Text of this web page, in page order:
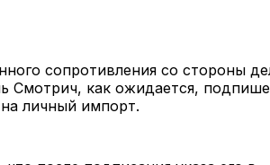
сопротивления со стороны
Смотрич, как ожидается,
личный импорт.